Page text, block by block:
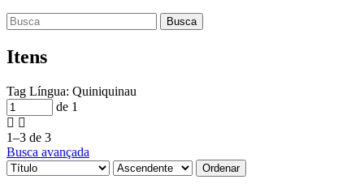
Busca
Itens
Tag Língua: Quiniquinau
de 1
1–3 de 3
Busca avançada
Ordenar